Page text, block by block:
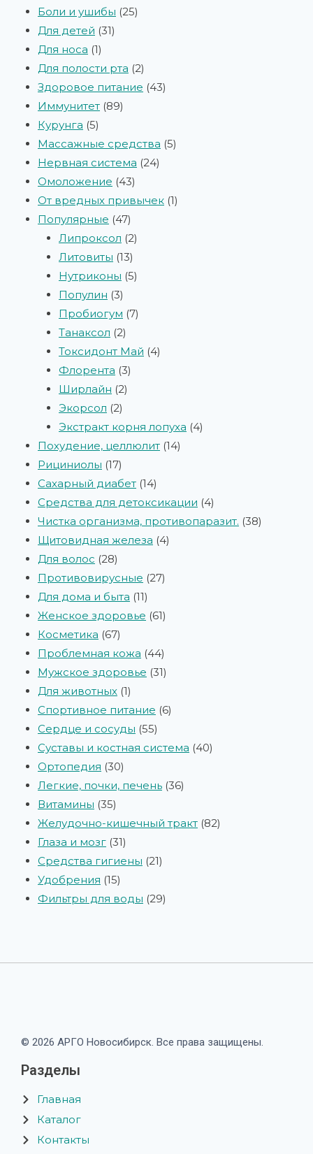
Боли и ушибы 25
Для детей 31
Для носа 1
Для полости рта 2
Здоровое питание 43
Иммунитет 89
Курунга 5
Массажные средства 5
Нервная система 24
Омоложение 43
От вредных привычек 1
Популярные 47
Липроксол 2
Литовиты 13
Нутриконы 5
Популин 3
Пробиогум 7
Танаксол 2
Токсидонт Май 4
Флорента 3
Ширлайн 2
Экорсол 2
Экстракт корня лопуха 4
Похудение, целлюлит 14
Рициниолы 17
Сахарный диабет 14
Средства для детоксикации 4
Чистка организма, противопаразит. 38
Щитовидная железа 4
Для волос 28
Противовирусные 27
Для дома и быта 11
Женское здоровье 61
Косметика 67
Проблемная кожа 44
Мужское здоровье 31
Для животных 1
Спортивное питание 6
Сердце и сосуды 55
Суставы и костная система 40
Ортопедия 30
Легкие, почки, печень 36
Витамины 35
Желудочно-кишечный тракт 82
Глаза и мозг 31
Средства гигиены 21
Удобрения 15
Фильтры для воды 29
© 2026 АРГО Новосибирск. Все права защищены.
Разделы
Главная
Каталог
Контакты